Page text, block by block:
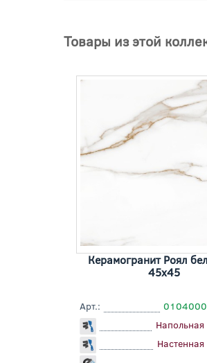
Товары из этой
Керамогранит Роял
45x45
Арт.:
Напольная
Настенная